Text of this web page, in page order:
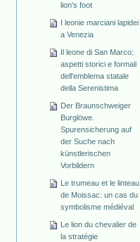
lion's foot
I leonie marciani lapidei
a Venezia
Il leone di San Marco:
aspetti storici e formali
dell'emblema statale
della Serenistima
Der Braunschweiger
Burglöwe.
Spurensicherung auf
der Suche nach
künstlerischen
Vorbildern
Le trumeau et le linteau
de Moissac: un cas du
symbolisme médiéval
Le lion du chevalier de
la stratégie